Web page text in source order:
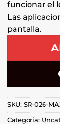
funcionar el
Las
pantalla.
SKU: SR-026-
Categoría: